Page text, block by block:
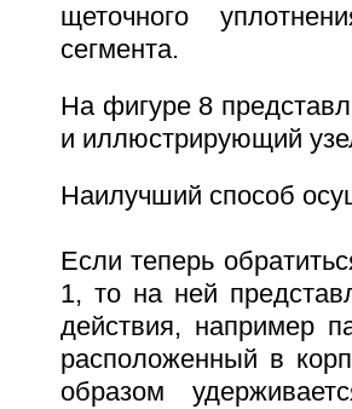
щеточного
сегмента.
На фигуре 8
и иллюстрирующий
Наилучший способ
Если теперь
1, то на ней
действия, например
расположенный в
образом